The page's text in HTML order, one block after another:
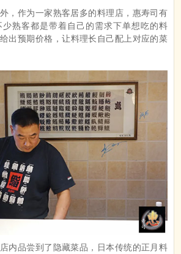
，作为一家熟客居多的料理店，惠寿司有
熟客都是带着自己的需求下单想吃的料
出预期价格，让料理长自己配上对应的菜
内品尝到了隐藏菜品，日本传统的正月料